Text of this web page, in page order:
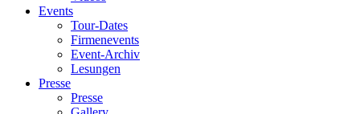
Events
Tour-Dates
Firmenevents
Event-Archiv
Lesungen
Presse
Presse